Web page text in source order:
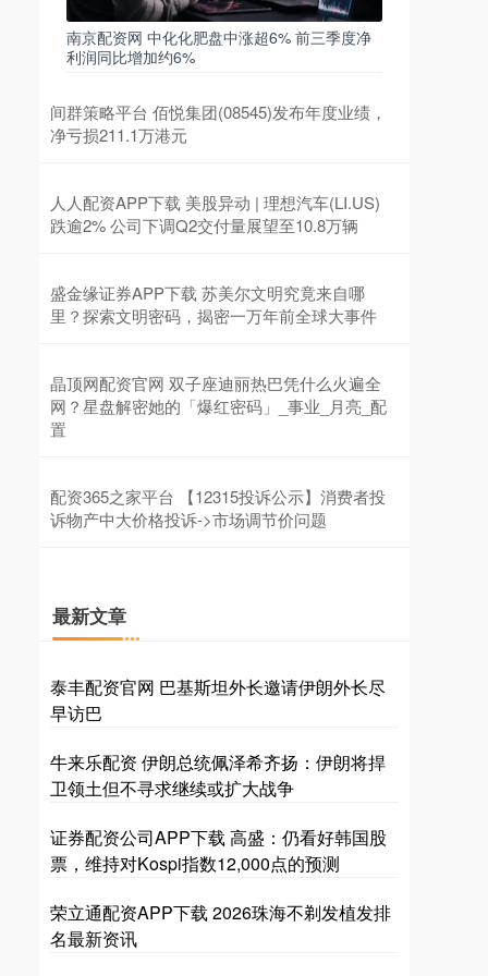
南京配资网 中化化肥盘中涨超6% 前三季度净
利润同比增加约6%
间群策略平台 佰悦集团(08545)发布年度业绩，
净亏损211.1万港元
人人配资APP下载 美股异动 | 理想汽车(LI.US)
跌逾2% 公司下调Q2交付量展望至10.8万辆
盛金缘证券APP下载 苏美尔文明究竟来自哪
里？探索文明密码，揭密一万年前全球大事件
晶顶网配资官网 双子座迪丽热巴凭什么火遍全
网？星盘解密她的「爆红密码」_事业_月亮_配
置
配资365之家平台 【12315投诉公示】消费者投
诉物产中大价格投诉->市场调节价问题
最新文章
泰丰配资官网 巴基斯坦外长邀请伊朗外长尽
早访巴
牛来乐配资 伊朗总统佩泽希齐扬：伊朗将捍
卫领土但不寻求继续或扩大战争
证券配资公司APP下载 高盛：仍看好韩国股
票，维持对Kospi指数12,000点的预测
荣立通配资APP下载 2026珠海不剃发植发排
名最新资讯